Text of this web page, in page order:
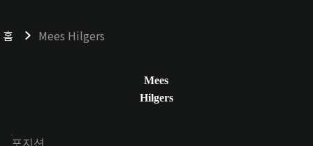
홈 Mees Hilgers
Mees
Hilgers
포지션